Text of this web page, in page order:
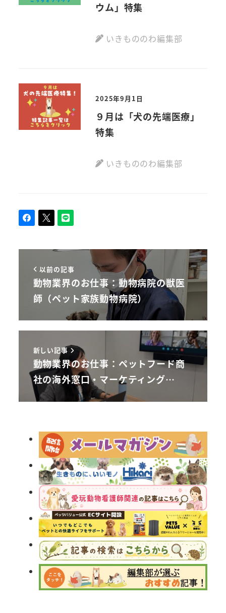
ウム」特集
いきもののわ編集部
2025年9月1日
９月は「犬の先端医療」
特集
いきもののわ編集部
以前の記事
動物業界のお仕事：動物病院の獣医
師（ペット家族動物病院）
新しい記事
動物業界のお仕事：ペットフード商
社の海外窓口・マーケティング…